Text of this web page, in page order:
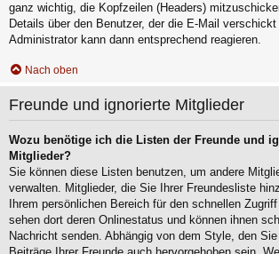
ganz wichtig, die Kopfzeilen (Headers)
Details über den Benutzer, der die E-Mail
Administrator kann dann entsprechend reagieren.
Nach oben
Freunde und ignorierte Mitglieder
Wozu benötige ich die Listen der Freunde und
Mitglieder?
Sie können diese Listen benutzen, um andere
verwalten. Mitglieder, die Sie Ihrer Freundesliste
Ihrem persönlichen Bereich für den schnellen
sehen dort deren Onlinestatus und können ihnen
Nachricht senden. Abhängig von dem Style, den